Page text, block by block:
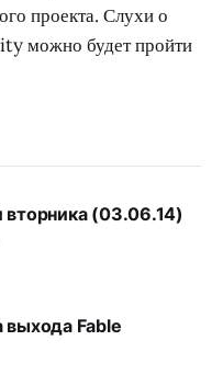
проекта. Слухи о
можно будет пройти
вторника (03.06.14)
выхода Fable